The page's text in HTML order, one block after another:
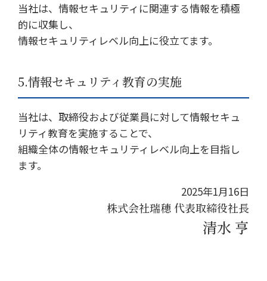
当社は、情報セキュリティに関連する情報を積極
的に収集し、
情報セキュリティレベル向上に役立てます。
5.情報セキュリティ教育の実施
当社は、取締役および従業員に対して情報セキュ
リティ教育を実施することで、
組織全体の情報セキュリティレベル向上を目指し
ます。
2025年1月16日
株式会社瑞穂 代表取締役社長
清水 亨